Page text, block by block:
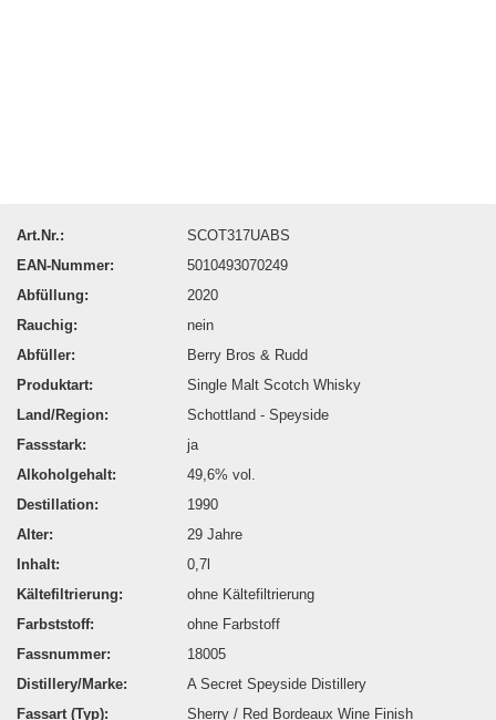
Art.Nr.:
SCOT317UABS
EAN-Nummer:
5010493070249
Abfüllung:
2020
Rauchig:
nein
Abfüller:
Berry Bros & Rudd
Produktart:
Single Malt Scotch Whisky
Land/Region:
Schottland - Speyside
Fassstark:
ja
Alkoholgehalt:
49,6% vol.
Destillation:
1990
Alter:
29 Jahre
Inhalt:
0,7l
Kältefiltrierung:
ohne Kältefiltrierung
Farbststoff:
ohne Farbstoff
Fassnummer:
18005
Distillery/Marke:
A Secret Speyside Distillery
Fassart (Typ):
Sherry / Red Bordeaux Wine Finish